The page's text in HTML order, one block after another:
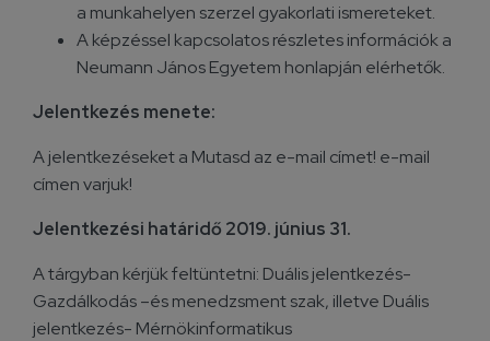
a munkahelyen szerzel gyakorlati ismereteket.
A képzéssel kapcsolatos részletes információk a
Neumann János Egyetem honlapján elérhetők.
Jelentkezés menete:
A jelentkezéseket a Mutasd az e-mail címet! e-mail
címen varjuk!
Jelentkezési határidő 2019. június 31.
A tárgyban kérjük feltüntetni: Duális jelentkezés-
Gazdálkodás –és menedzsment szak, illetve Duális
jelentkezés- Mérnökinformatikus